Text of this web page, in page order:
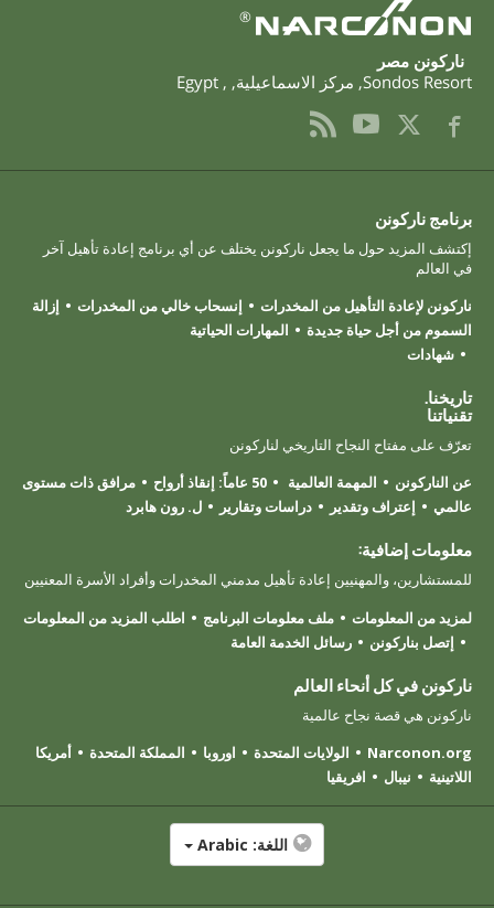
®
‫ناركونن‬ ‫مصر‬
Sondos Resort
, مركز الاسماعيلية,
,
Egypt
برنامج ناركونن
إكتشف المزيد حول ما يجعل ناركونن يختلف عن أي برنامج إعادة تأهيل آخر
في العالم
ناركونن لإعادة التأهيل من المخدرات
إنسحاب خالي من المخدرات
إزالة
السموم من أجل حياة جديدة
المهارات الحياتية
شهادات
تاريخنا.
تقنياتنا
تعرّف على مفتاح النجاح التاريخي لناركونن
عن الناركونن
المهمة العالمية 50 عاماً: إنقاذ أرواح
مرافق ذات مستوى
عالمي
إعتراف وتقدير دراسات وتقارير ل. رون هابرد
معلومات إضافية:
للمستشارين، والمهنيين إعادة تأهيل مدمني المخدرات وأفراد الأسرة المعنيين
لمزيد من المعلومات
ملف معلومات البرنامج
اطلب المزيد من المعلومات
إتصل بناركونن
رسائل الخدمة العامة
ناركونن في كل أنحاء العالم
ناركونن هي قصة نجاح عالمية
Narconon.org
الولايات المتحدة اوروبا المملكة المتحدة
أمريكا
اللاتينية
نيبال افريقيا
اللغة: